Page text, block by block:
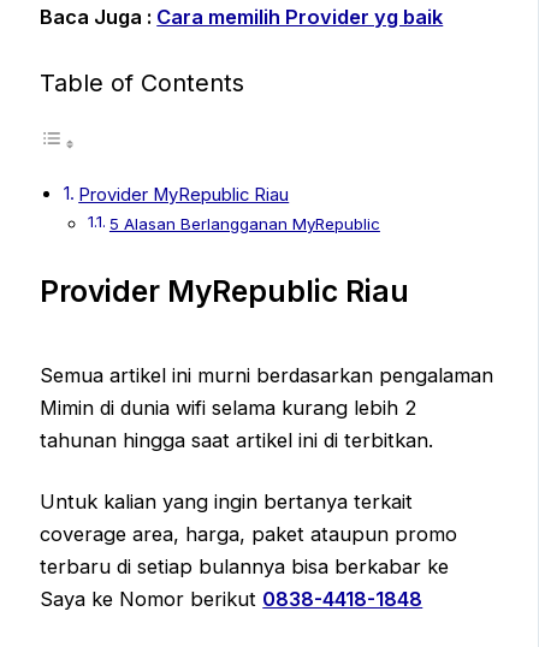
Baca Juga : Cara memilih Provider yg baik
Table of Contents
Provider MyRepublic Riau
5 Alasan Berlangganan MyRepublic
Provider MyRepublic Riau
Semua artikel ini murni berdasarkan pengalaman
Mimin di dunia wifi selama kurang lebih 2
tahunan hingga saat artikel ini di terbitkan.
Untuk kalian yang ingin bertanya terkait
coverage area, harga, paket ataupun promo
terbaru di setiap bulannya bisa berkabar ke
Saya ke Nomor berikut 0838-4418-1848